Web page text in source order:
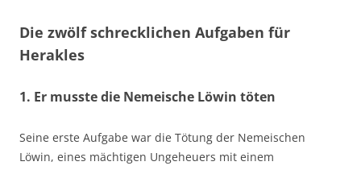
Die zwölf schrecklichen Aufgaben für
Herakles
1. Er musste die Nemeische Löwin töten
Seine erste Aufgabe war die Tötung der Nemeischen
Löwin, eines mächtigen Ungeheuers mit einem